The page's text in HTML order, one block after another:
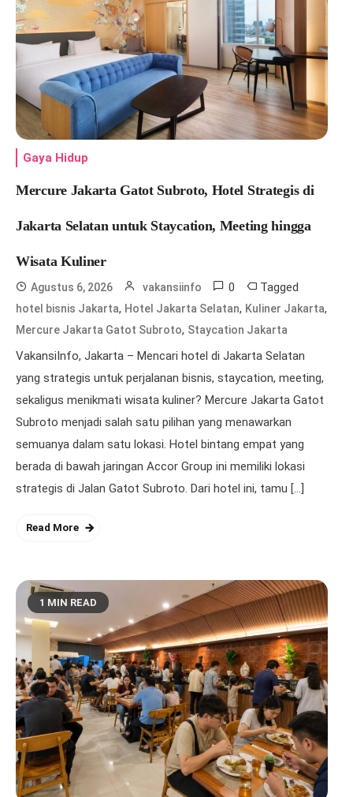
Gaya Hidup
Mercure Jakarta Gatot Subroto, Hotel Strategis di
Jakarta Selatan untuk Staycation, Meeting hingga
Wisata Kuliner
Agustus 6, 2026 vakansiinfo 0 Tagged
hotel bisnis Jakarta, Hotel Jakarta Selatan, Kuliner Jakarta,
Mercure Jakarta Gatot Subroto, Staycation Jakarta
VakansiInfo, Jakarta – Mencari hotel di Jakarta Selatan
yang strategis untuk perjalanan bisnis, staycation, meeting,
sekaligus menikmati wisata kuliner? Mercure Jakarta Gatot
Subroto menjadi salah satu pilihan yang menawarkan
semuanya dalam satu lokasi. Hotel bintang empat yang
berada di bawah jaringan Accor Group ini memiliki lokasi
strategis di Jalan Gatot Subroto. Dari hotel ini, tamu […]
Read More
1 MIN READ